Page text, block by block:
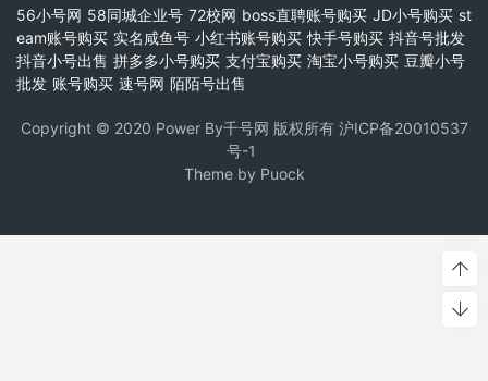
56小号网 58同城企业号 72校网 boss直聘账号购买 JD小号购买 st
eam账号购买 实名咸鱼号 小红书账号购买 快手号购买 抖音号批发
抖音小号出售 拼多多小号购买 支付宝购买 淘宝小号购买 豆瓣小号
批发 账号购买 速号网 陌陌号出售
Copyright © 2020 Power By千号网 版权所有 沪ICP备20010537
号-1
Theme by Puock